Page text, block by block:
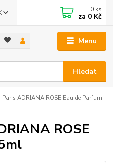
Menu
Hledat
0 ks
za 0 Kč
Paris ADRIANA ROSE Eau de Parfum
ROSE